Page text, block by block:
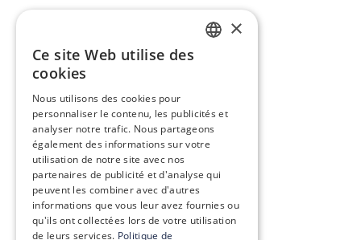
×
Ce site Web utilise des
cookies
Nous utilisons des cookies pour
personnaliser le contenu, les publicités et
analyser notre trafic. Nous partageons
également des informations sur votre
utilisation de notre site avec nos
partenaires de publicité et d'analyse qui
peuvent les combiner avec d'autres
informations que vous leur avez fournies ou
qu'ils ont collectées lors de votre utilisation
de leurs services. Politique de